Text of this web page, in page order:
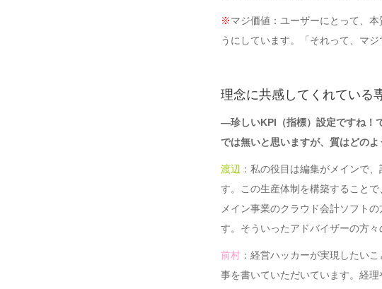
※マジ価値：ユーザーにとって、
うにしています。「それって、マ
理念に共感してくれている
―珍しいKPI（指標）設定ですね！
では無いと思いますが、質はどの
渡辺 ：私の役目は編集がメインで
す。この生産体制を構築すること
メイン事業のクラウド会計ソフト
す。そういったアドバイザーの方
前村 ：経営ハッカーが実現したい
事を書いていただいています。経